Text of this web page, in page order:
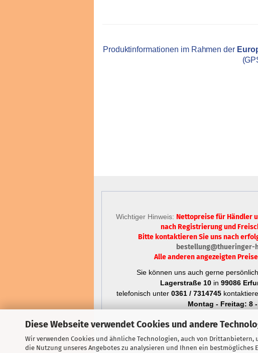
Diese Webseite verwendet Cookies und andere
Wir verwenden Cookies und ähnliche Technologien, auch von
die Nutzung unseres Angebotes zu analysieren und Ihnen ein
Produktinformationen im Rahmen der
Wichtiger Hinweis: Nettopreise für Händler
nach Registrierungund
Bitte kontaktieren Sie uns nach
bestellung@thueringer-
Alle anderen angezeigten
Sie können uns auch gerne
Lagerstraße 10in 99086
telefonisch unter 0361 / 7314745
Montag - Freitag: 8